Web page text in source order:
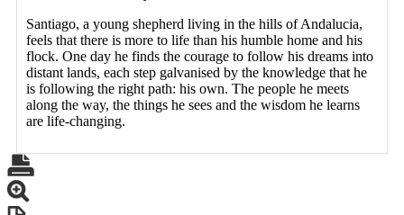
Santiago, a young shepherd living in the hills of Andalucia,
feels that there is more to life than his humble home and his
flock. One day he finds the courage to follow his dreams into
distant lands, each step galvanised by the knowledge that he
is following the right path: his own. The people he meets
along the way, the things he sees and the wisdom he learns
are life-changing.